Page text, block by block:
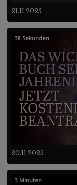
21.11.2025
20.11.2025
38 Sekunden
3 Minuten